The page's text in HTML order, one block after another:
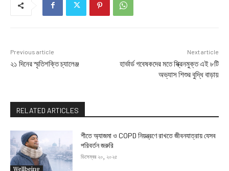
Previous article
২১ দিনের স্মৃতিশক্তি চ্যালেঞ্জ
Next article
হার্ভার্ড গবেষকদের মতে স্ক্রিনমুক্ত এই ৮টি
অভ্যাস শিশুর বুদ্ধি বাড়ায়
RELATED ARTICLES
Wellbeing
শীতে অ্যাজমা ও COPD নিয়ন্ত্রণে রাখতে জীবনযাত্রায় যেসব
পরিবর্তন জরুরি
ডিসেম্বর ২০, ২০২৫